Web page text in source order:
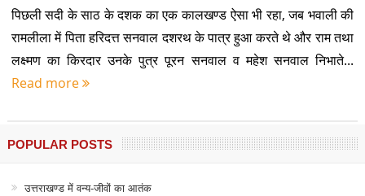
पिछली सदी के साठ के दशक का एक कालखण्ड ऐसा भी रहा, जब भवाली की
रामलीला में पिता हरिदत्त सनवाल दशरथ के पात्र हुआ करते थे और राम तथा
लक्ष्मण का किरदार उनके पुत्र पूरन सनवाल व महेश सनवाल निभाते...
Read more
POPULAR POSTS
उत्तराखण्ड में वन्य-जीवों का आतंक